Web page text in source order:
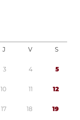
J V S
3 4 5
10 11 12
17 18 19